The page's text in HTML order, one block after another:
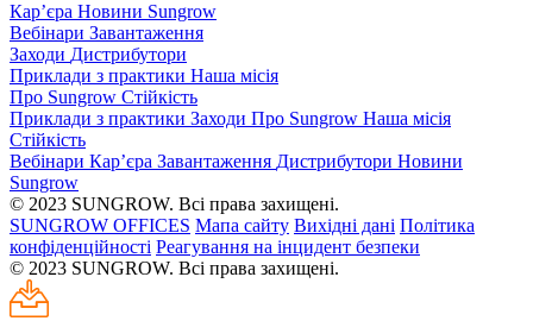
Кар’єра Новини Sungrow
Вебінари Завантаження
Заходи Дистрибутори
Приклади з практики Наша місія
Про Sungrow Стійкість
Приклади з практики Заходи Про Sungrow Наша місія
Стійкість
Вебінари Кар’єра Завантаження Дистрибутори Новини
Sungrow
© 2023 SUNGROW. Всі права захищені.
SUNGROW OFFICES Мапа сайту Вихідні дані Політика
конфіденційності Реагування на інцидент безпеки
© 2023 SUNGROW. Всі права захищені.